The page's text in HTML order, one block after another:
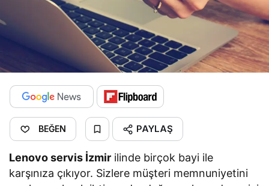
BEĞEN PAYLAŞ
Lenovo servis İzmir ilinde birçok bayi ile
karşınıza çıkıyor. Sizlere müşteri memnuniyetini